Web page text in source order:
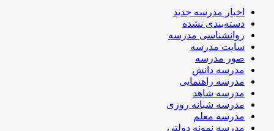
اخبار مدرسه جدید
دسته‌بندی نشده
روانشناسی مدرسه
سایت مدرسه
صور مدرسه
مدرسه دانش
مدرسه راهنمایی
مدرسه شاهد
مدرسه شبانه روزی
مدرسه معلم
مدرسه نمونه دولتی